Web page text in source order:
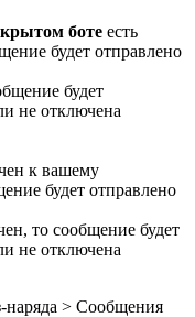
боте есть
будет отправлено
будет
не отключена
к вашему
будет отправлено
то сообщение будет
не отключена
наряда > Сообщения